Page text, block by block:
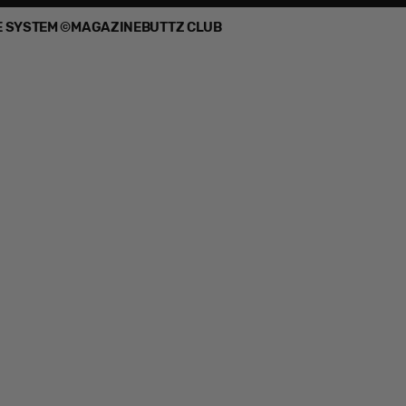
SYSTEM ©MAGAZINEBUTTZ CLUB